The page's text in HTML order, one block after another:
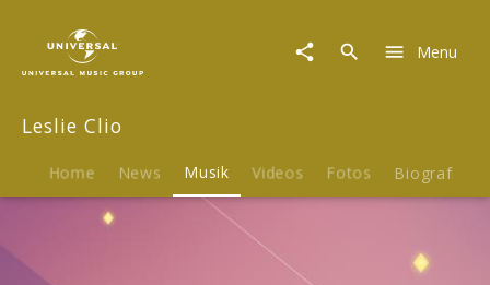
Musik
Ich
Menu
Leslie Clio
Home News Musik Videos Fotos Biografie